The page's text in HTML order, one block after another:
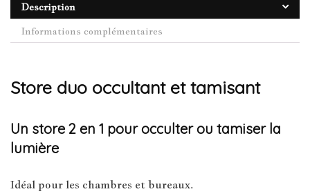
Description
Informations complémentaires
Store duo occultant et tamisant
Un store 2 en 1 pour occulter ou tamiser la
lumière
Idéal pour les chambres et bureaux.